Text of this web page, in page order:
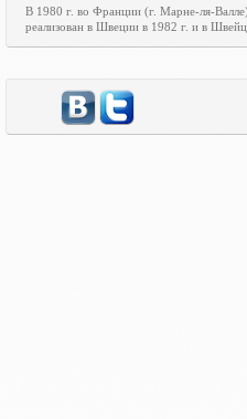
В 1980 г. во Франции (г. Марне-ля-
реализован в Швеции в 1982 г. и в